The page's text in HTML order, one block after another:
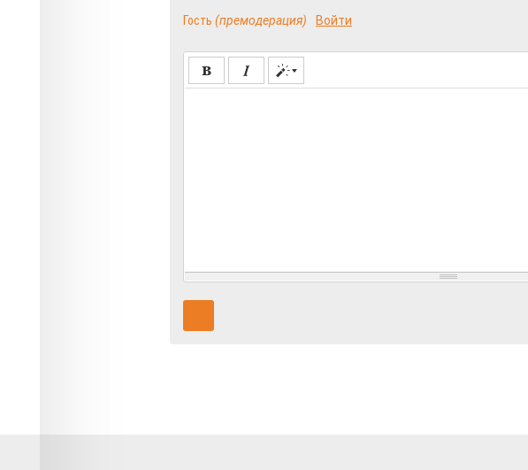
Гость (премодерация) Войти